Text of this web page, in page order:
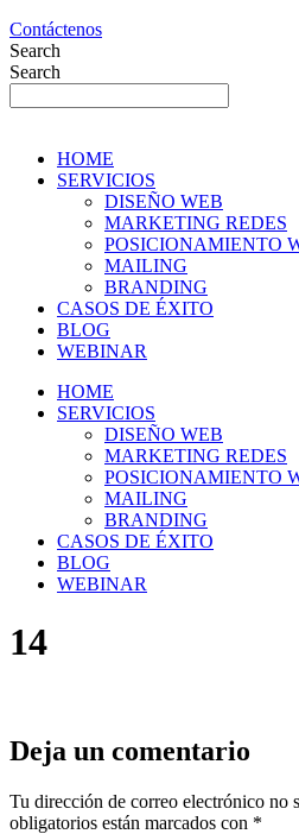
Contáctenos
Search
Search
HOME
SERVICIOS
DISEÑO WEB
MARKETING REDES
POSICIONAMIENTO
MAILING
BRANDING
CASOS DE ÉXITO
BLOG
WEBINAR
HOME
SERVICIOS
DISEÑO WEB
MARKETING REDES
POSICIONAMIENTO
MAILING
BRANDING
CASOS DE ÉXITO
BLOG
WEBINAR
14
Deja un comentario
Tu dirección de correo electrónico no
obligatorios están marcados con *